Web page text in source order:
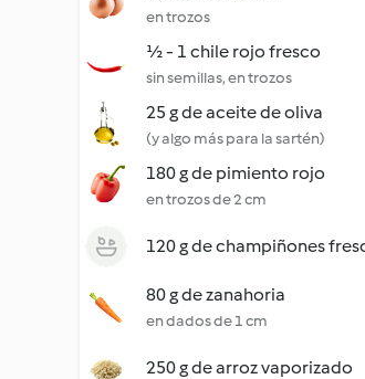
en trozos
½ - 1 chile rojo fresco
sin semillas, en trozos
25 g de aceite de oliva
(y algo más para la sartén)
180 g de pimiento rojo
en trozos de 2 cm
120 g de champiñones
80 g de zanahoria
en dados de 1 cm
250 g de arroz vaporizado